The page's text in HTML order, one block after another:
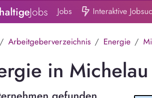
Jobs Jobs Interaktive
Arbeitgeberverzeichnis Energie
in